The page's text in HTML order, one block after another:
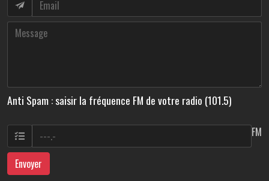
Anti Spam : saisir la fréquence FM de votre radio (101.5)
FM
Envoyer